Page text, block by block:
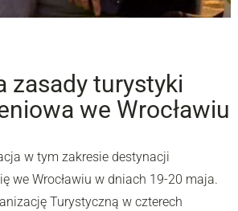
zasady turystyki
we Wrocławiu
w tym zakresie destynacji
we Wrocławiu w dniach 19-20 maja.
Turystyczną w czterech